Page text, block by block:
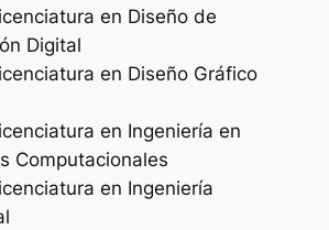
en Diseño de
Digital
en Diseño Gráfico
en Ingeniería en
Computacionales
en Ingeniería